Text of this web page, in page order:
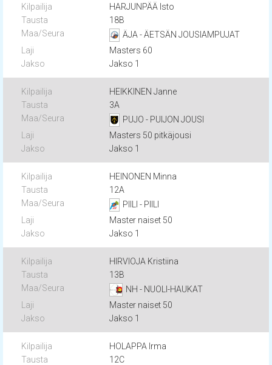
HARJUNPÄÄ Isto
18B
ÄJA - ÄETSÄN JOUSIAMPUJAT
Masters 60
Jakso 1
HEIKKINEN Janne
3A
PUJO - PUIJON JOUSI
Masters 50 pitkäjousi
Jakso 1
HEINONEN Minna
12A
PIILI - PIILI
Master naiset 50
Jakso 1
HIRVIOJA Kristiina
13B
NH - NUOLI-HAUKAT
Master naiset 50
Jakso 1
HOLAPPA Irma
12C